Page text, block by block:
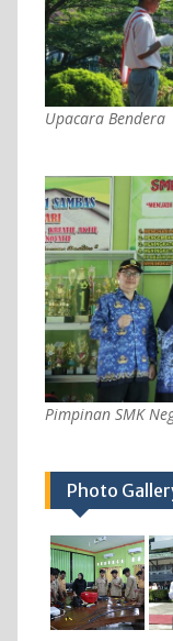
Upacara Bendera
Pimpinan SMK
Photo